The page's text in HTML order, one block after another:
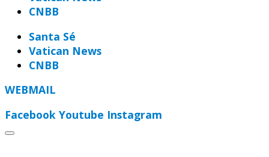
CNBB
Santa Sé
Vatican News
CNBB
WEBMAIL
Facebook Youtube Instagram